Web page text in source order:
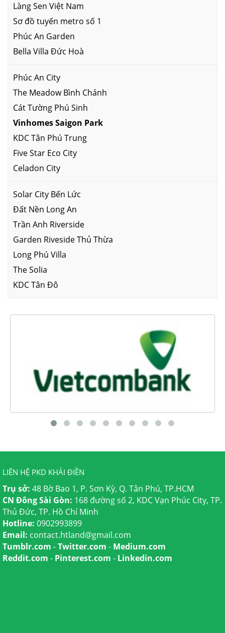
Làng Sen Việt Nam
Sơ đồ tuyến metro số 1
Phúc An Garden
Bella Villa Đức Hoà
Phúc An City
The Meadow Bình Chánh
Cát Tường Phú Sinh
Vinhomes Saigon Park
KDC Tân Phú Trung
Five Star Eco City
Celadon City
Solar City Bến Lức
Đất Nền Long An
Trần Anh Riverside
Garden Riveside Thủ Thừa
Long Phú Villa
The Solia
KDC Tân Đô
LIÊN HỆ PKD KHẢI ĐIỀN
Trụ sở: 48 Bờ Bao 1, P. Sơn Kỳ, Q. Tân Phú, TP.HCM
CN Đông Sài Gòn: 168 đường số 2, KDC Vạn Phúc City, TP.
Thủ Đức, TP. Hồ Chí Minh
Hotline: 0902993899
Email: contact.htland@gmail.com
Tumblr.com -Twitter.com - Medium.com
Reddit.com - Pinterest.com - Linkedin.com